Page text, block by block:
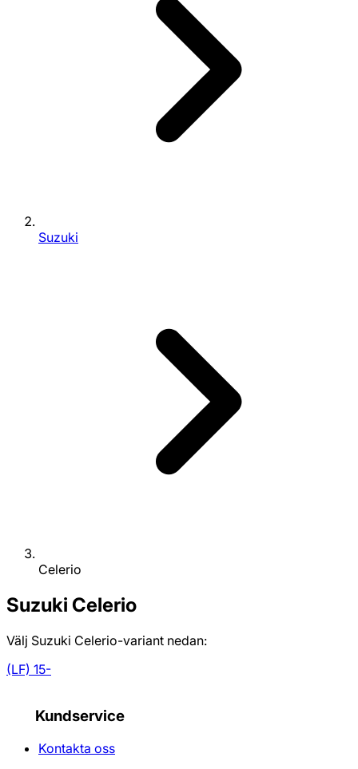
Suzuki
Celerio
Suzuki Celerio
Välj Suzuki Celerio-variant nedan:
(LF) 15-
Kundservice
Kontakta oss